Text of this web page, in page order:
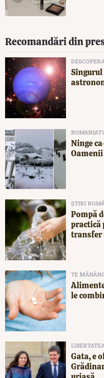
Recomandări din
Singurul
Ninge
ȘTIRI
Pompă
practică
transfer
TE
le
Gata, e